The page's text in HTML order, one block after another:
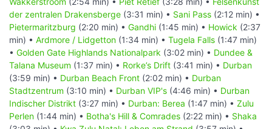
der zentralen Drakensberge (3:31 min) • Sani Pass (2:12 min) •
Pietermaritzburg (2:20 min) • Gandhi (1:45 min) • Howick (2:37
min) • Ardmore / Lidgetton (1:34 min) • Tugela Falls (1:47 min)
• Golden Gate Highlands Nationalpark (3:02 min) • Dundee &
Talana Museum (1:37 min) • Rorke’s Drift (3:41 min) • Durban
(3:59 min) • Durban Beach Front (2:02 min) • Durban
Stadtzentrum (3:10 min) • Durban VIP's (4:46 min) • Durban
Indischer Distrikt (3:27 min) • Durban: Berea (1:47 min) • Zulu
Perlen (1:44 min) • Botha's Hill & Comrades (2:22 min) • Shaka